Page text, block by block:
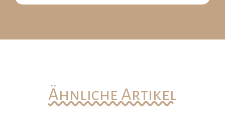
Ähnliche Artikel